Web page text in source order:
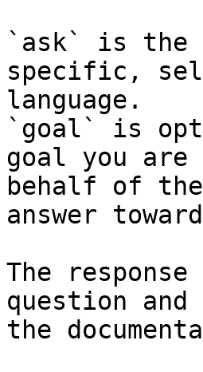
`ask` is the
specific,
language.
`goal` is
goal you
behalf of
answer
The
question
the